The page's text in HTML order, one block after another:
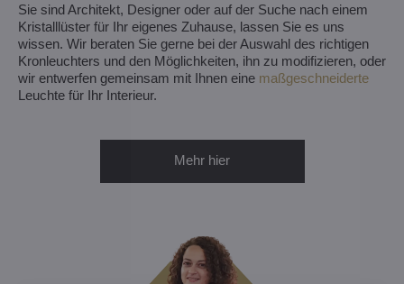
Sie sind Architekt, Designer oder auf der Suche nach einem
Kristalllüster für Ihr eigenes Zuhause, lassen Sie es uns
wissen. Wir beraten Sie gerne bei der Auswahl des richtigen
Kronleuchters und den Möglichkeiten, ihn zu modifizieren, oder
wir entwerfen gemeinsam mit Ihnen eine maßgeschneiderte
Leuchte für Ihr Interieur.
Mehr hier